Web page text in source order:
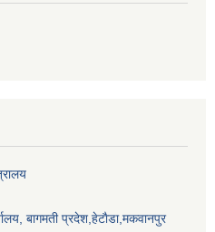
बागमती प्रदेश,हेटाैडा,मकवानपुर